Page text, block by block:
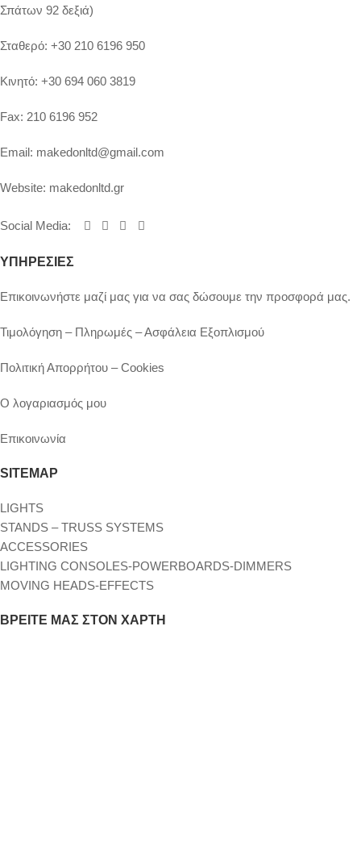
Σπάτων 92 δεξιά)
Σταθερό: +30 210 6196 950
Κινητό: +30 694 060 3819
Fax: 210 6196 952
Email: makedonltd@gmail.com
Website: makedonltd.gr
Social Media:
ΥΠΗΡΕΣΙΕΣ
Επικοινωνήστε μαζί μας για να σας δώσουμε την προσφορά μας.
Τιμολόγηση – Πληρωμές – Ασφάλεια Εξοπλισμού
Πολιτική Απορρήτου – Cookies
Ο λογαριασμός μου
Επικοινωνία
SITEMAP
LIGHTS
STANDS – TRUSS SYSTEMS
ACCESSORIES
LIGHTING CONSOLES-POWERBOARDS-DIMMERS
MOVING HEADS-EFFECTS
ΒΡΕΊΤΕ ΜΑΣ ΣΤΟΝ ΧΆΡΤΗ